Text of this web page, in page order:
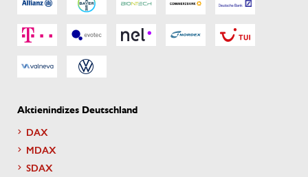
Aktienindizes Deutschland
DAX
MDAX
SDAX